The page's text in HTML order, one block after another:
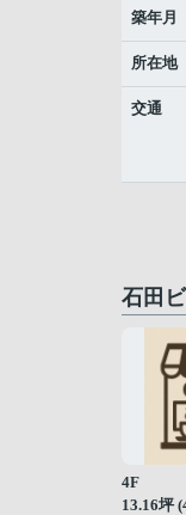
築年月
所在地
交通
石田
4F
13.16坪